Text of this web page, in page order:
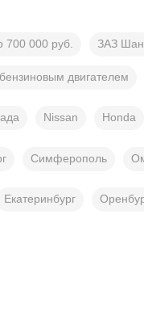
000 руб. ЗАЗ
двигателем
Nissan Honda
Симферополь
Екатеринбург